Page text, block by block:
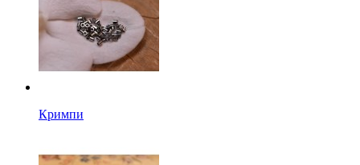
Кримпи